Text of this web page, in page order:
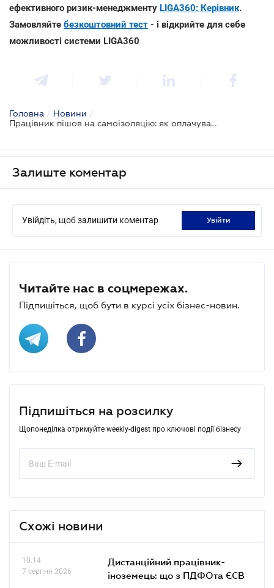
ефективного ризик-менеджменту LIGA360: Керівник.
Замовляйте безкоштовний тест - і відкрийте для себе
можливості системи LIGA360
Головна / Новини /
Працівник пішов на самоізоляцію: як оплачувати і оформляти
Залиште коментар
Увійдіть, щоб залишити коментар увійти
Читайте нас в соцмережах.
Підпишіться, щоб бути в курсі усіх бізнес-новин.
Підпишіться на розсилку
Щопонеділка отримуйте weekly-digest про ключові події бізнесу
Схожі новини
10.14
7 серпня 2026
Дистанційний працівник-
іноземець: що з ПДФОта ЄСВ